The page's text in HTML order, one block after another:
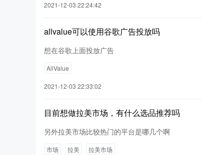
2021-12-03 22:24:42
allvalue可以使用谷歌广告投放吗
想在谷歌上面投放广告
AllValue
2021-12-03 22:33:02
目前想做拉美市场，有什么选品推荐吗
另外拉美市场比较热门的平台是哪几个啊
市场 拉美 拉美市场